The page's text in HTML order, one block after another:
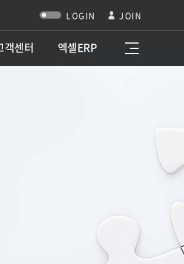
LOGIN JOIN
객센터 엑셀ERP